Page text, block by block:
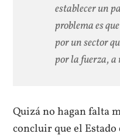
establecer un
problema es
por un sector
por la fuerza,
Quizá no hagan falta
concluir que el